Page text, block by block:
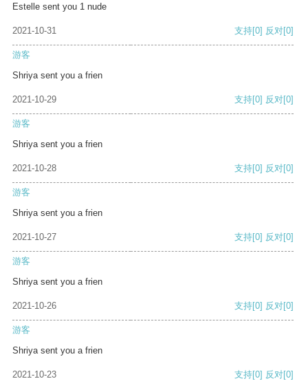
Estelle sent you 1 nude
2021-10-31 支持[0] 反对[0]
游客
Shriya sent you a frien
2021-10-29 支持[0] 反对[0]
游客
Shriya sent you a frien
2021-10-28 支持[0] 反对[0]
游客
Shriya sent you a frien
2021-10-27 支持[0] 反对[0]
游客
Shriya sent you a frien
2021-10-26 支持[0] 反对[0]
游客
Shriya sent you a frien
2021-10-23 支持[0] 反对[0]